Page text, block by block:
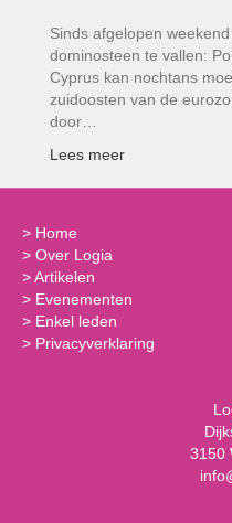
Sinds afgelopen
dominosteen te vallen:
Cyprus kan nochtans
zuidoosten van de
door…
Lees meer
> Home
> Over Logia
>Artikelen
> Evenementen
> Enkel leden
> Privacyverklaring
3150